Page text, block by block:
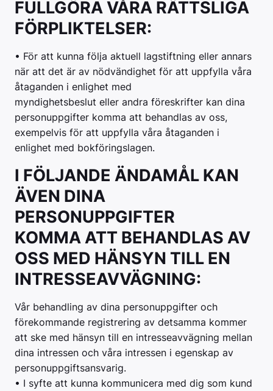
FULLGÖRA VÅRA RÄTTSLIGA
FÖRPLIKTELSER:
• För att kunna följa aktuell lagstiftning eller annars
när att det är av nödvändighet för att uppfylla våra
åtaganden i enlighet med
myndighetsbeslut eller andra föreskrifter kan dina
personuppgifter komma att behandlas av oss,
exempelvis för att uppfylla våra åtaganden i
enlighet med bokföringslagen.
I FÖLJANDE ÄNDAMÅL KAN
ÄVEN DINA
PERSONUPPGIFTER
KOMMA ATT BEHANDLAS AV
OSS MED HÄNSYN TILL EN
INTRESSEAVVÄGNING:
Vår behandling av dina personuppgifter och
förekommande registrering av detsamma kommer
att ske med hänsyn till en intresseavvägning mellan
dina intressen och våra intressen i egenskap av
personuppgiftsansvarig.
• I syfte att kunna kommunicera med dig som kund